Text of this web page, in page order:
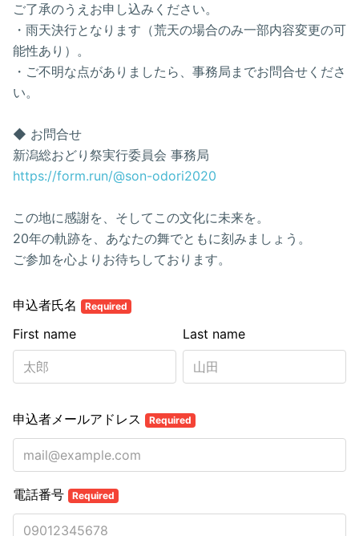
ご了承のうえお申し込みください。
・雨天決行となります（荒天の場合のみ一部内容変更の可
能性あり）。
・ご不明な点がありましたら、事務局までお問合せくださ
い。
◆ お問合せ
新潟総おどり祭実行委員会 事務局
https://form.run/@son-odori2020
この地に感謝を、そしてこの文化に未来を。
20年の軌跡を、あなたの舞でともに刻みましょう。
ご参加を心よりお待ちしております。
申込者氏名 Required
Last name
First name
申込者メールアドレス Required
電話番号 Required